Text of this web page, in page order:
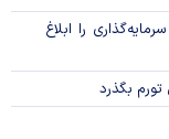
را ابلاغ
بگذرد